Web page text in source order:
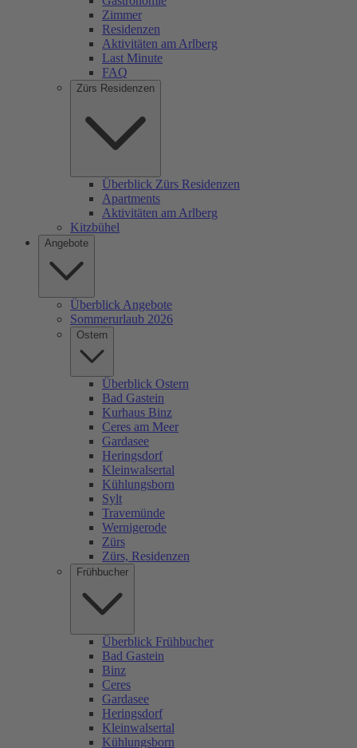
Zimmer
Residenzen
Aktivitäten am Arlberg
Last Minute
FAQ
Zürs Residenzen
Überblick Zürs Residenzen
Apartments
Aktivitäten am Arlberg
Kitzbühel
Angebote
Überblick Angebote
Sommerurlaub 2026
Ostern
Überblick Ostern
Bad Gastein
Kurhaus Binz
Ceres am Meer
Gardasee
Heringsdorf
Kleinwalsertal
Kühlungsborn
Sylt
Travemünde
Wernigerode
Zürs
Zürs, Residenzen
Frühbucher
Überblick Frühbucher
Bad Gastein
Binz
Ceres
Gardasee
Heringsdorf
Kleinwalsertal
Kühlungsborn